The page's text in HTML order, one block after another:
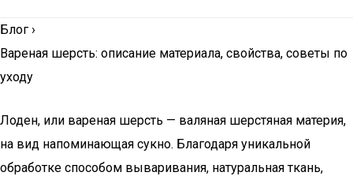
Блог ›
Вареная шерсть: описание материала, свойства, советы по
уходу
Лоден, или вареная шерсть — валяная шерстяная материя,
на вид напоминающая сукно. Благодаря уникальной
обработке способом вываривания, натуральная ткань,